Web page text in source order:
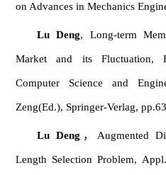
on Advances in Mechanics
Lu Deng, Long-term
Market and its Fluctuation,
Computer Science and
Zeng(Ed.), Springer-Verlag,
Lu Deng ，Augmented
Length Selection Problem,